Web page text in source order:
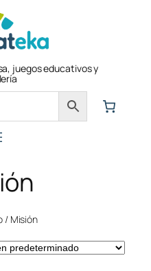
juegos educativos y
/ Misión